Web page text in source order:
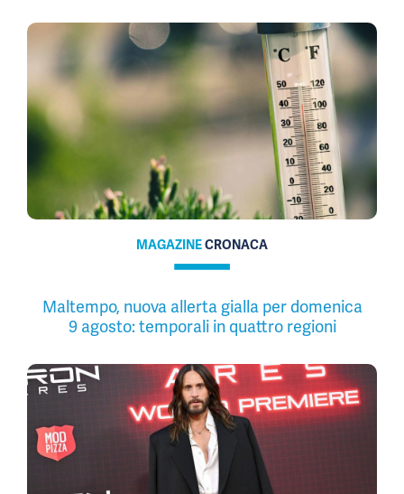
MAGAZINECRONACA
Maltempo, nuova allerta gialla per domenica
9 agosto: temporali in quattro regioni